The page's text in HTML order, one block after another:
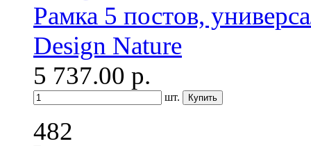
Рамка 5 постов,
Design Nature
5 737.00 р.
шт.
482